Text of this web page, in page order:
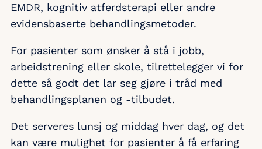
EMDR, kognitiv atferdsterapi eller andre
evidensbaserte behandlingsmetoder.
For pasienter som ønsker å stå i jobb,
arbeidstrening eller skole, tilrettelegger vi for
dette så godt det lar seg gjøre i tråd med
behandlingsplanen og -tilbudet.
Det serveres lunsj og middag hver dag, og det
kan være mulighet for pasienter å få erfaring